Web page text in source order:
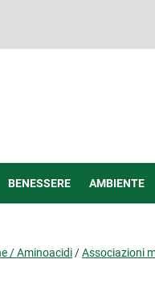
BENESSERE AMBIENTE
/ Aminoacidi /Associazioni